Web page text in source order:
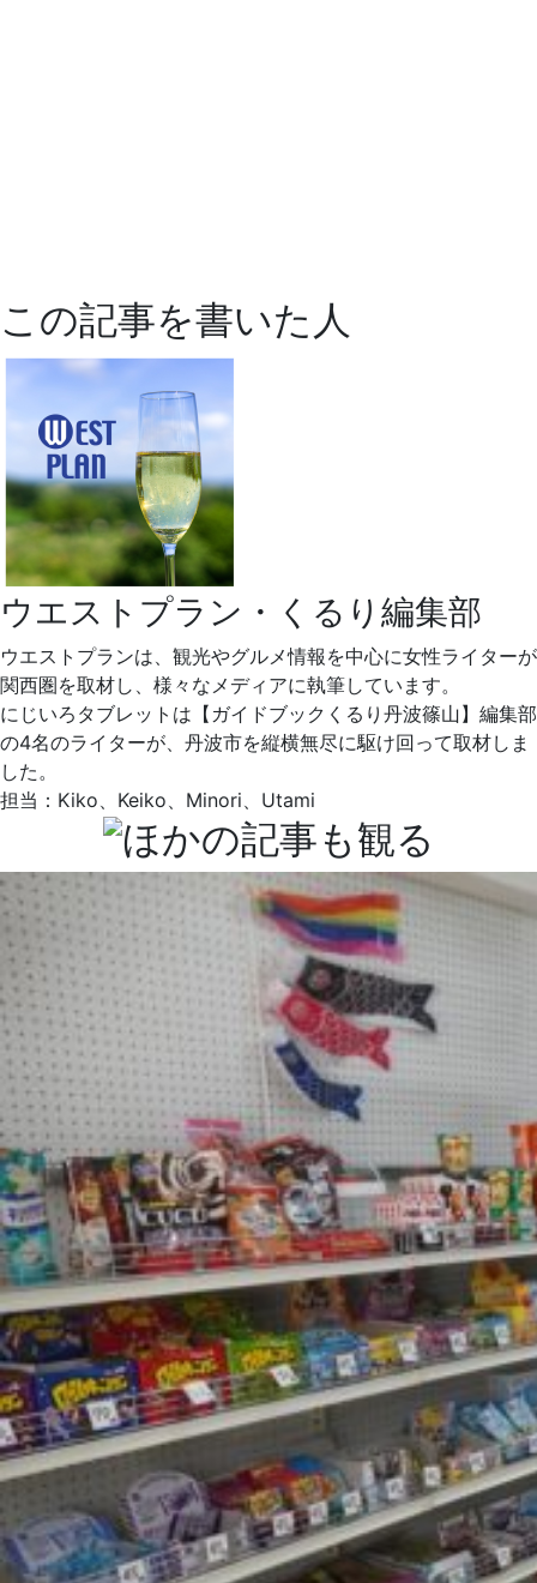
この記事を書いた人
ウエストプラン・くるり編集部
ウエストプランは、観光やグルメ情報を中心に女性ライターが
関西圏を取材し、様々なメディアに執筆しています。
にじいろタブレットは【ガイドブックくるり丹波篠山】編集部
の4名のライターが、丹波市を縦横無尽に駆け回って取材しま
した。
担当：Kiko、Keiko、Minori、Utami